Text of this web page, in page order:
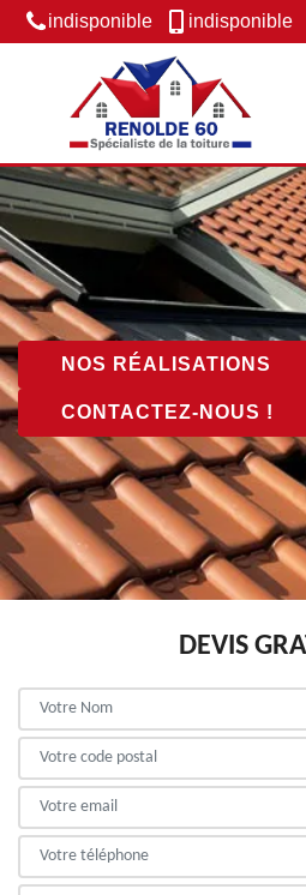
indisponible indisponible
NOS RÉALISATIONS
CONTACTEZ-NOUS !
DEVIS